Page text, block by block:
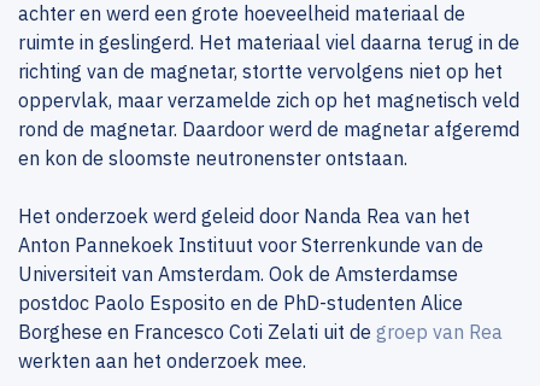
achter en werd een grote hoeveelheid materiaal de
ruimte in geslingerd. Het materiaal viel daarna terug in de
richting van de magnetar, stortte vervolgens niet op het
oppervlak, maar verzamelde zich op het magnetisch veld
rond de magnetar. Daardoor werd de magnetar afgeremd
en kon de sloomste neutronenster ontstaan.
Het onderzoek werd geleid door Nanda Rea van het
Anton Pannekoek Instituut voor Sterrenkunde van de
Universiteit van Amsterdam. Ook de Amsterdamse
postdoc Paolo Esposito en de PhD-studenten Alice
Borghese en Francesco Coti Zelati uit de groep van Rea
werkten aan het onderzoek mee.